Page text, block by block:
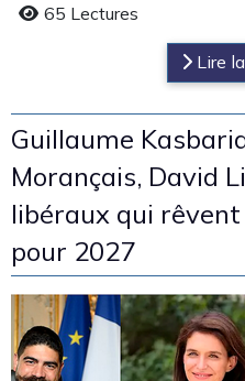
65 Lectures
Lire
Guillaume
Morançais, David
libéraux qui
pour 2027